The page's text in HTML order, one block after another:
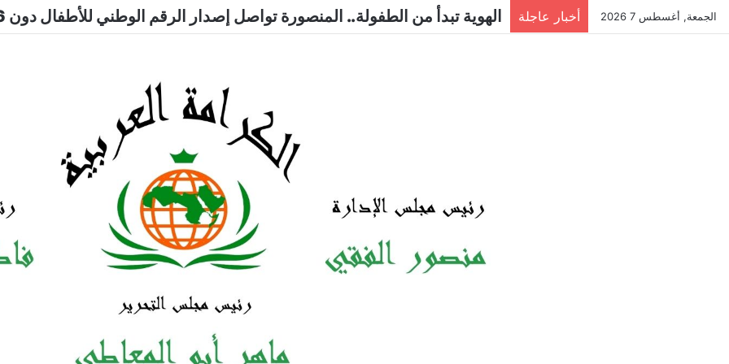
الجمعة, أغسطس 7 2026 أخبار عاجلة الهوية تبدأ من الطفولة.. المنصورة تواصل إصدار الرقم الوطني للأطفال دون 16 عاما